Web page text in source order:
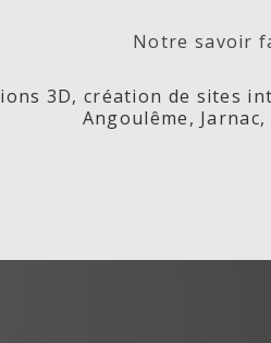
Notre savoir
3D, création de sites
Angoulême,